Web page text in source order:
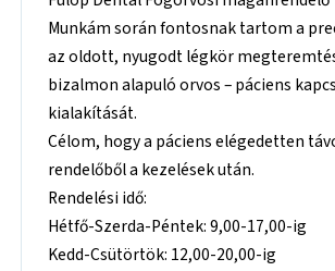
Munkám során fontosnak tartom a
az oldott, nyugodt légkör
bizalmon alapuló orvos – páciens
kialakítását.
Célom, hogy a páciens elégedetten
rendelőből a kezelések után.
Rendelési idő:
Hétfő-Szerda-Péntek: 9,00-17,00-ig
Kedd-Csütörtök: 12,00-20,00-ig